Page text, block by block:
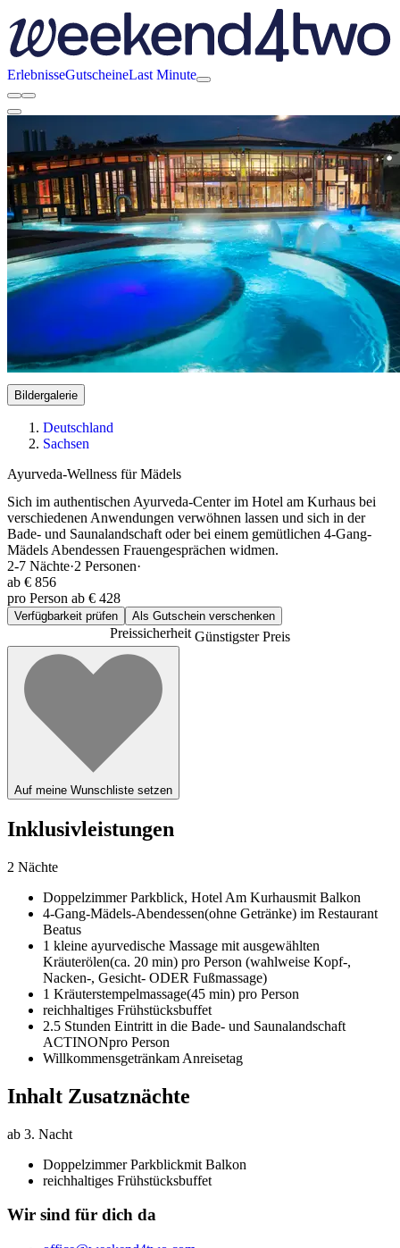
ErlebnisseGutscheineLast Minute
Bildergalerie
Deutschland
Sachsen
Ayurveda-Wellness für Mädels
Sich im authentischen Ayurveda-Center im Hotel am Kurhaus bei
verschiedenen Anwendungen verwöhnen lassen und sich in der
Bade- und Saunalandschaft oder bei einem gemütlichen 4-Gang-
Mädels Abendessen Frauengesprächen widmen.
2-7 Nächte·2 Personen·
ab € 856
pro Person ab € 428
Verfügbarkeit prüfen Als Gutschein verschenken
PreissicherheitGünstigster Preis
Auf meine Wunschliste setzen
Inklusivleistungen
2 Nächte
Doppelzimmer Parkblick, Hotel Am Kurhausmit Balkon
4-Gang-Mädels-Abendessen(ohne Getränke) im Restaurant
Beatus
1 kleine ayurvedische Massage mit ausgewählten
Kräuterölen(ca. 20 min) pro Person (wahlweise Kopf-,
Nacken-, Gesicht- ODER Fußmassage)
1 Kräuterstempelmassage(45 min) pro Person
reichhaltiges Frühstücksbuffet
2.5 Stunden Eintritt in die Bade- und Saunalandschaft
ACTINONpro Person
Willkommensgetränkam Anreisetag
Inhalt Zusatznächte
ab 3. Nacht
Doppelzimmer Parkblickmit Balkon
reichhaltiges Frühstücksbuffet
Wir sind für dich da